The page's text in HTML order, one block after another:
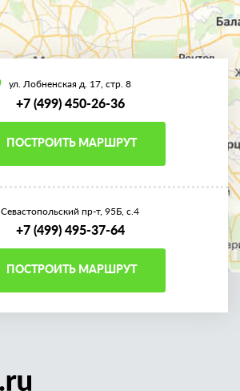
ул. Лобненская д. 17, стр. 8
+7 (499) 450-26-36
ПОСТРОИТЬ МАРШРУТ
Севастопольский пр-т, 95Б, с.4
+7 (499) 495-37-64
ПОСТРОИТЬ МАРШРУТ